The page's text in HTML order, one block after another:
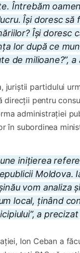
Întrebăm
Își doresc să
Își doresc
lor după ce
de milioane?”,
juriștii partidului
direcții pentru
administrației
în subordinea
inițierea
Moldova.
vom analiza
local, ținând
a
Ion Ceban a